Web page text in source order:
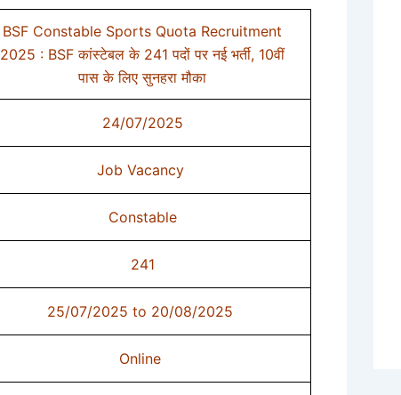
BSF Constable Sports Quota Recruitment
2025 : BSF कांस्टेबल के 241 पदों पर नई भर्ती, 10वीं
पास के लिए सुनहरा मौका
24/07/2025
Job Vacancy
Constable
241
25/07/2025 to 20/08/2025
Online